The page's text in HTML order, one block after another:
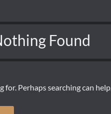
Found
for. Perhaps searching can help.